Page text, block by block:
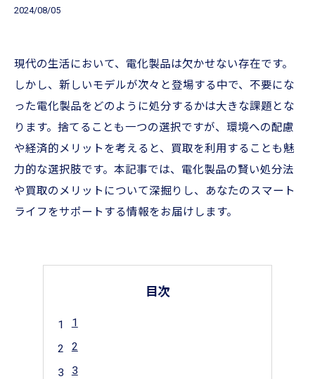
2024/08/05
現代の生活において、電化製品は欠かせない存在です。
しかし、新しいモデルが次々と登場する中で、不要にな
った電化製品をどのように処分するかは大きな課題とな
ります。捨てることも一つの選択ですが、環境への配慮
や経済的メリットを考えると、買取を利用することも魅
力的な選択肢です。本記事では、電化製品の賢い処分法
や買取のメリットについて深掘りし、あなたのスマート
ライフをサポートする情報をお届けします。
目次
1
2
3